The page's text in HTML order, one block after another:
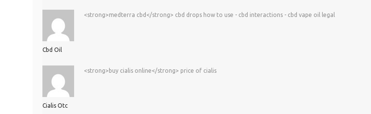
Cbd Oil
<strong>medterra cbd</strong> cbd drops how to use - cbd interactions - cbd vape oil legal
Cialis Otc
<strong>buy cialis online</strong> price of cialis